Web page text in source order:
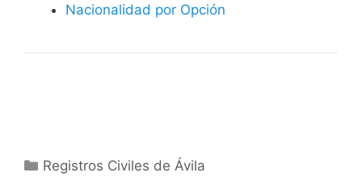
Nacionalidad por Opción
Categorías
Registros Civiles de Ávila